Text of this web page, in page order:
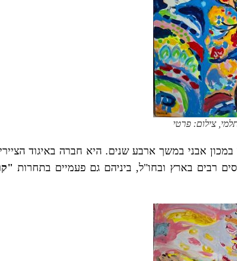
צילום: פרטי
אבני במשך ארבע שנים. היא חברה באיגוד
רבים בארץ ובחו"ל, ביניהם גם פעמיים בתחרות